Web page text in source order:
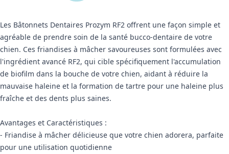
Les Bâtonnets Dentaires Prozym RF2 offrent une façon simple et
agréable de prendre soin de la santé bucco-dentaire de votre
chien. Ces friandises à mâcher savoureuses sont formulées avec
l'ingrédient avancé RF2, qui cible spécifiquement l'accumulation
de biofilm dans la bouche de votre chien, aidant à réduire la
mauvaise haleine et la formation de tartre pour une haleine plus
fraîche et des dents plus saines.
Avantages et Caractéristiques :
- Friandise à mâcher délicieuse que votre chien adorera, parfaite
pour une utilisation quotidienne